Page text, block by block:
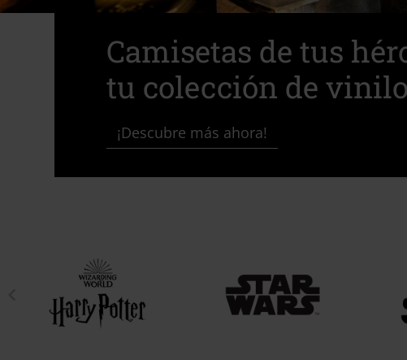
Camisetas de tus
tu colección de
¡Descubre más ahora!